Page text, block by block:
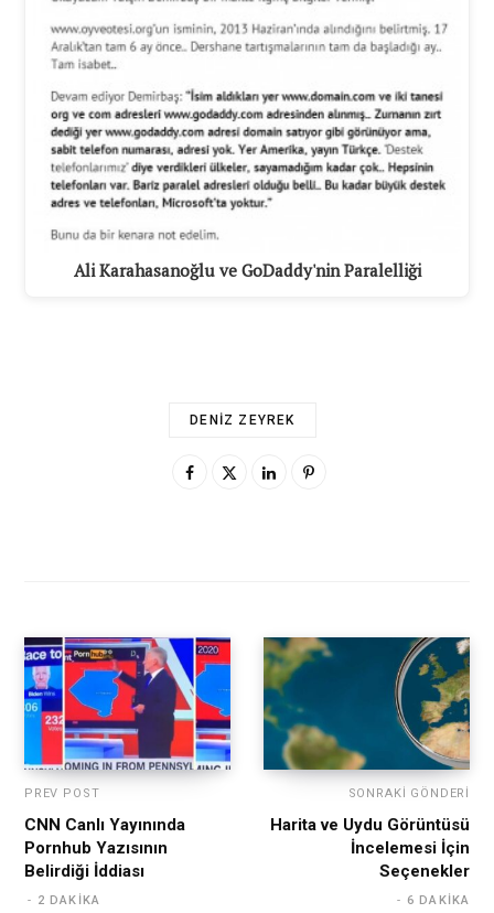
Ali Karahasanoğlu ve GoDaddy'nin Paralelliği
DENIZ ZEYREK
PREV POST
CNN Canlı Yayınında
Pornhub Yazısının
Belirdiği İddiası
2 DAKIKA
SONRAKI GÖNDERI
Harita ve Uydu Görüntüsü
İncelemesi İçin
Seçenekler
6 DAKIKA